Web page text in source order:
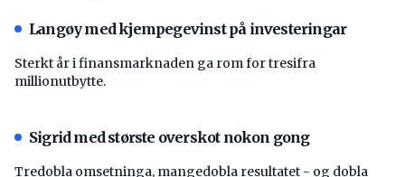
Langøy med kjempegevinst på investeringar
Sterkt år i finansmarknaden ga rom for tresifra
millionutbytte.
Sigrid med største overskot nokon gong
Tredobla omsetninga, mangedobla resultatet - og dobla